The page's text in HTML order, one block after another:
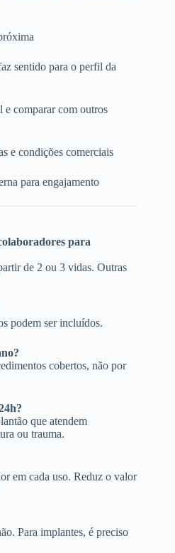
sentido para o perfil da
e comparar com outros
e condições comerciais
para engajamento
para
de 2 ou 3 vidas. Outras
podem ser incluídos.
cobertos, não por
que atendem
ou trauma.
em cada uso. Reduz o valor
Para implantes, é preciso